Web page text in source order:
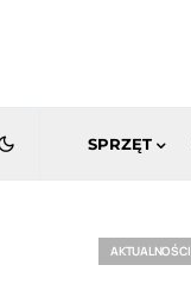
SPRZĘT
AKTUALNOŚCI